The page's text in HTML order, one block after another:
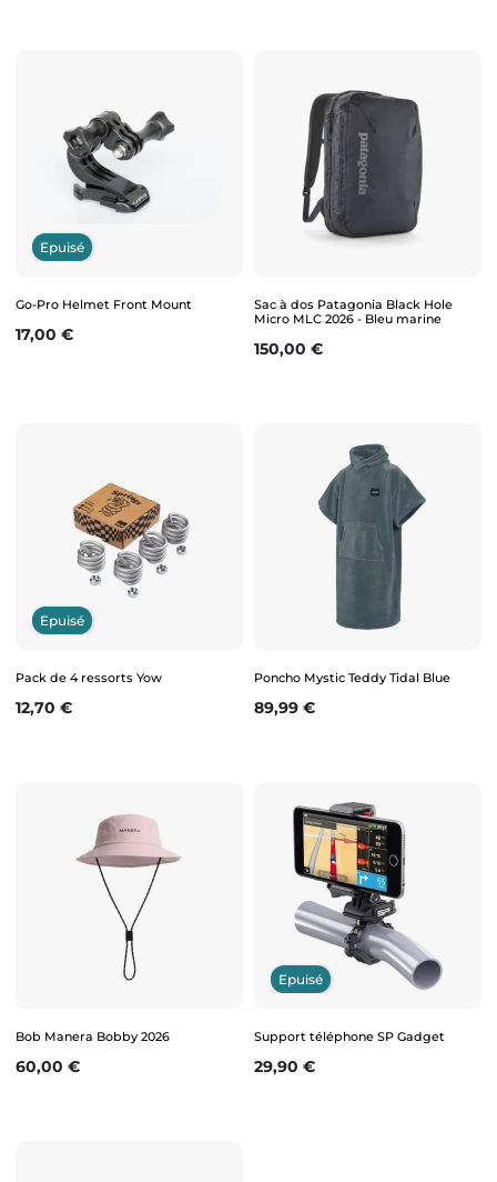
Epuisé
Go-Pro Helmet Front Mount
Prix
17,00 €
Sac à dos Patagonia Black Hole
Micro MLC 2026 - Bleu marine
Prix
150,00 €
Epuisé
Pack de 4 ressorts Yow
Prix
12,70 €
Poncho Mystic Teddy Tidal Blue
Prix
89,99 €
Bob Manera Bobby 2026
Prix
60,00 €
Epuisé
Support téléphone SP Gadget
Prix
29,90 €